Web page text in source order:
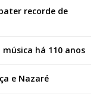
recorde de
há 110 anos
e Nazaré